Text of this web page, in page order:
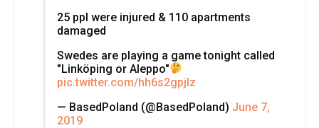
25 ppl were injured & 110 apartments
damaged
Swedes are playing a game tonight called
"Linköping or Aleppo"
pic.twitter.com/hh6s2gpjIz
— BasedPoland (@BasedPoland) June 7,
2019